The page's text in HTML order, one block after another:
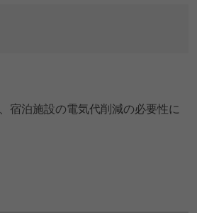
宿泊施設の電気代削減の必要性に